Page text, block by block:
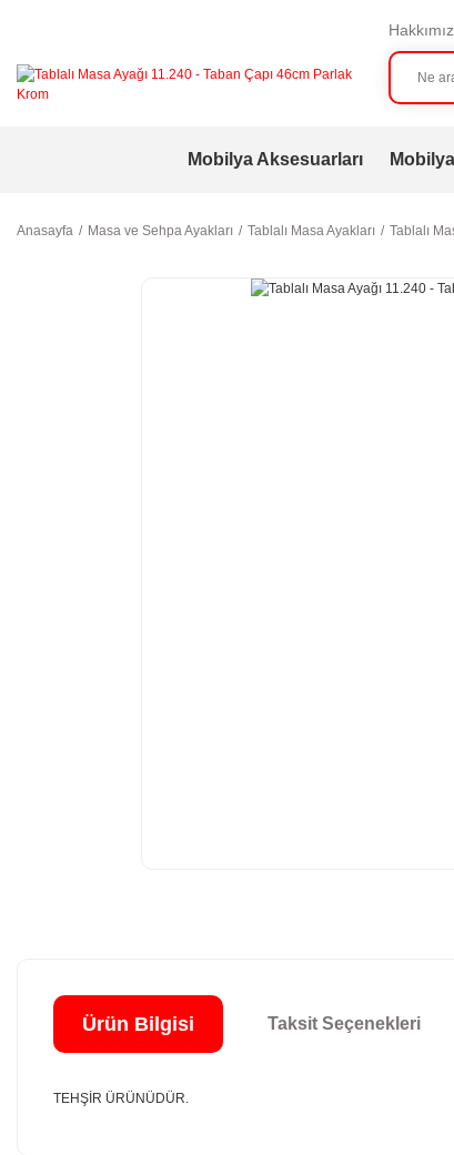
Mobilya Aksesuarları
Anasayfa Masa ve Sehpa Ayakları Tablalı Masa Ayakları Tablalı
Ürün Bilgisi Taksit Seçenekleri
TEHŞİR ÜRÜNÜDÜR.